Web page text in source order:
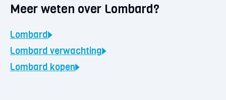
Meer weten over Lombard?
Lombard
Lombard verwachting
Lombard kopen